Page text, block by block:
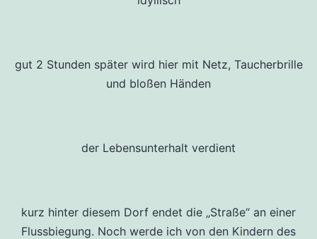
gut 2 Stunden später wird hier mit Netz, Taucherbrille
und bloßen Händen
der Lebensunterhalt verdient
kurz hinter diesem Dorf endet die „Straße“ an einer
Flussbiegung. Noch werde ich von den Kindern des